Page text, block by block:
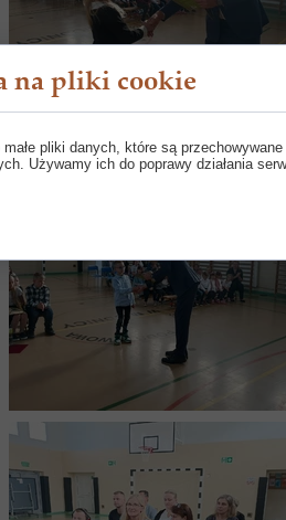
na pliki cookie
pliki danych, które są
Używamy ich do poprawy działania